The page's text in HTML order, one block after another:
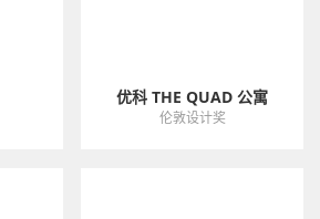
优科 THE QUAD 公寓
伦敦设计奖